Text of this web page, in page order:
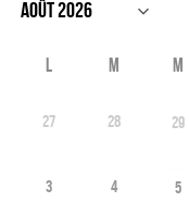
L M M
27 28 29
3 4 5